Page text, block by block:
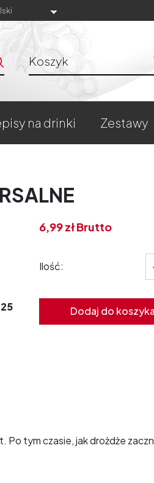
Koszyk
na drinki zestawy
6,99złBrutto
Ilość:
Dodaj do koszyka
Po tym czasie, jak drożdże